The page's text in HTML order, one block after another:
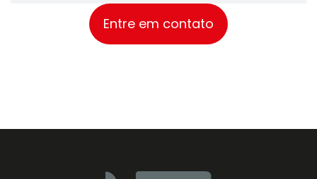
Entre em contato